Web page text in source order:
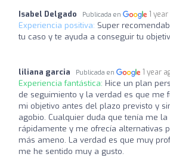
Isabel Delgado Publicada en 1
Experiencia positiva: Super
tu caso y te ayuda a conseguir tu
liliana garcia Publicada en 1 year
Experiencia fantástica: Hice un plan
de seguimiento y la verdad es que me
mi objetivo antes del plazo previsto y
agobio. Cualquier duda que tenía me
rápidamente y me ofrecía alternativas
más ameno. La verdad es que muy
me he sentido muy a gusto.